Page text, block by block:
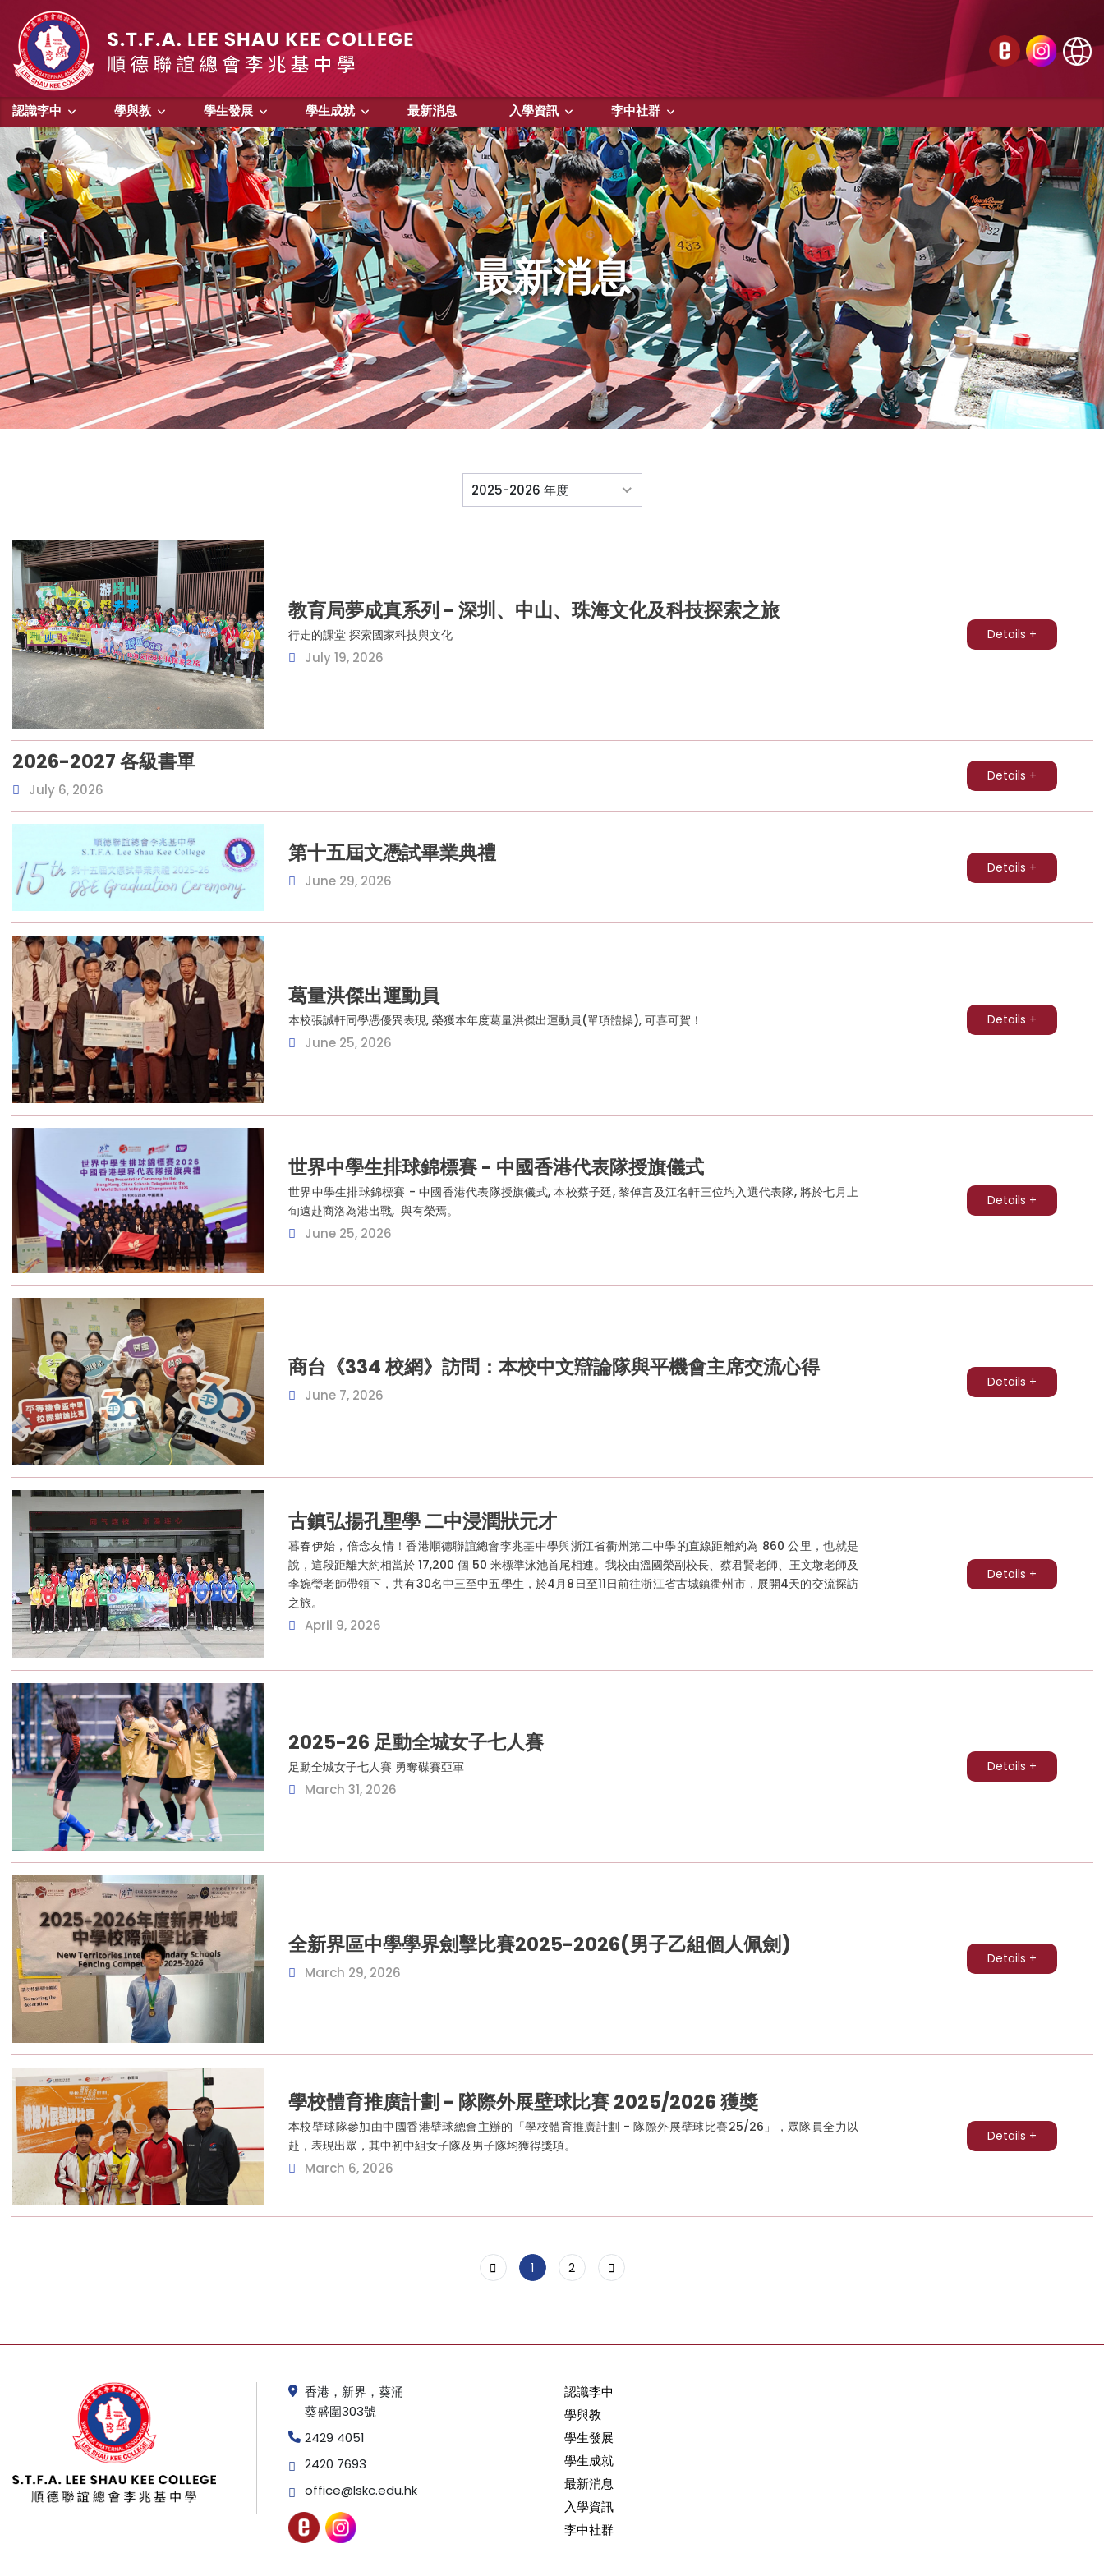
認識李中 學與教 學生發展 學生成就 最新消息 入學資訊 李中社群
最新消息
2025-2026 年度
教育局夢成真系列 - 深圳、中山、珠海文化及科技探索之旅
行走的課堂 探索國家科技與文化
July 19, 2026
Details +
2026-2027 各級書單
July 6, 2026
Details +
第十五屆文憑試畢業典禮
June 29, 2026
Details +
葛量洪傑出運動員
本校張誠軒同學憑優異表現, 榮獲本年度葛量洪傑出運動員(單項體操), 可喜可賀！
June 25, 2026
Details +
世界中學生排球錦標賽 - 中國香港代表隊授旗儀式
世界中學生排球錦標賽 - 中國香港代表隊授旗儀式, 本校蔡子廷, 黎倬言及江名軒三位均入選代表隊, 將於七月上
旬遠赴商洛為港出戰, 與有榮焉。
June 25, 2026
Details +
商台《334 校網》訪問：本校中文辯論隊與平機會主席交流心得
June 7, 2026
Details +
古鎮弘揚孔聖學 二中浸潤狀元才
暮春伊始，倍念友情！香港順德聯誼總會李兆基中學與浙江省衢州第二中學的直線距離約為 860 公里，也就是
說，這段距離大約相當於 17,200 個 50 米標準泳池首尾相連。我校由溫國榮副校長、蔡君賢老師、王文墩老師及
李婉瑩老師帶領下，共有30名中三至中五學生，於4月8日至11日前往浙江省古城鎮衢州市，展開4天的交流探訪
之旅。
April 9, 2026
Details +
2025-26 足動全城女子七人賽
足動全城女子七人賽 勇奪碟賽亞軍
March 31, 2026
Details +
全新界區中學學界劍擊比賽2025-2026(男子乙組個人佩劍)
March 29, 2026
Details +
學校體育推廣計劃 - 隊際外展壁球比賽 2025/2026 獲獎
本校壁球隊參加由中國香港壁球總會主辦的「學校體育推廣計劃 - 隊際外展壁球比賽25/26」，眾隊員全力以
赴，表現出眾，其中初中組女子隊及男子隊均獲得獎項。
March 6, 2026
Details +
1 2
香港，新界，葵涌
葵盛圍303號
2429 4051
2420 7693
office@lskc.edu.hk
認識李中
學與教
學生發展
學生成就
最新消息
入學資訊
李中社群